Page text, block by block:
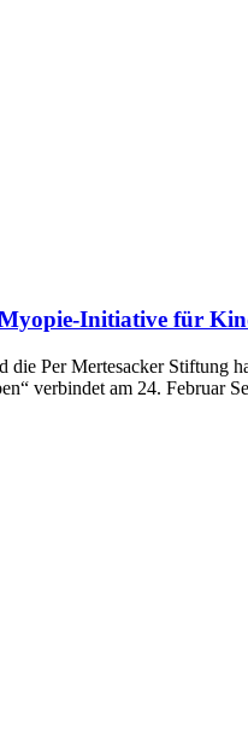
Myopie-Initiative für
die Per Mertesacker Stiftung
verbindet am 24. Februar